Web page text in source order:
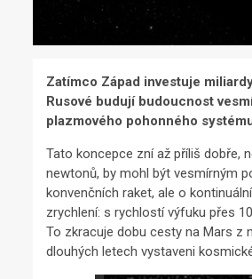
Zatímco Západ investuje
Rusové budují budoucnost
plazmového pohonného
Tato koncepce zní až příliš dobře,
newtonů, by mohl být vesmírným
konvenčních raket, ale o
zrychlení: s rychlostí výfuku přes
To zkracuje dobu cesty na Mars z
dlouhých letech vystaveni